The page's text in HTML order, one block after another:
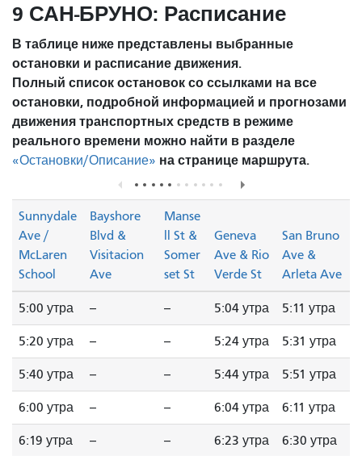
9 САН-БРУНО: Расписание
В таблице ниже представлены выбранные
остановки и расписание движения.
Полный список остановок со ссылками на все
остановки, подробной информацией и прогнозами
движения транспортных средств в режиме
реального времени можно найти в разделе
«Остановки/Описание» на странице маршрута.
Sunnydale
Ave /
McLaren
School
Bayshore
Blvd &
Visitacion
Ave
Manse
ll St &
Somer
set St
Geneva
Ave & Rio
Verde St
San Bruno
Ave &
Arleta Ave
5:00 утра -- -- 5:04 утра 5:11 утра
5:20 утра -- -- 5:24 утра 5:31 утра
5:40 утра -- -- 5:44 утра 5:51 утра
6:00 утра -- -- 6:04 утра 6:11 утра
6:19 утра -- -- 6:23 утра 6:30 утра